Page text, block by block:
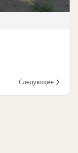
Следующее